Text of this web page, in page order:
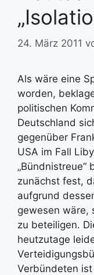
24. März 2011
Als wäre eine
worden,
politischen
Deutschland
gegenüber
USA im Fall
zunächst fest,
aufgrund
gewesen wäre,
zu beteiligen.
heutzutage
Verbündeten